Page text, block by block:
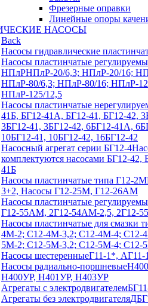
Фрезерные оправки
Линейные опоры
НАСОСЫ
Back
Насосы гидравлические
Насосы пластинчатые
НПлРНПлР-20/6,3; НПлР-20/16;
НПлР-80/6,3; НПлР-80/16; НПлР-
НПлР-125/12,5
Насосы пластинчатые
41Б, БГ12-41А, БГ12-41, БГ12-42,
3БГ12-41, 3БГ12-42, 6БГ12-41А,
10БГ12-41, 10БГ12-42, 16БГ12-42
Насосный агрегат серии БГ12-4
комплектуются насосами БГ12-
41Б
Насосы пластинчатые типа Г12-2М
3+2, Насосы Г12-25М, Г12-26АМ
Насосы пластинчатые
Г12-55АМ, 2Г12-54АМ-2,5, 2Г12-
Насосы пластинчатые для смазки
4М-2; С12-4М-3,2; С12-4М-4; С12-
5М-2; С12-5М-3,2; С12-5М-4; С12-
Насосы шестеренныеГ11-1*, АГ11-
Насосы радиально-поршневые
Н400УР, Н401УР, Н403УР
Агрегаты с электродвигателем
Агрегаты без электродвигателя